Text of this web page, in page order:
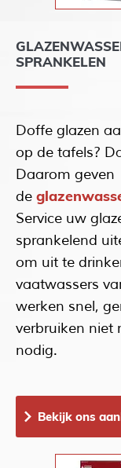
SPRANKELEN
Doffe glazen
op de tafels?
Daarom geven
de
Service uw
sprankelend
om uit te
vaatwassers
werken snel,
verbruiken niet
nodig.
Bekijk ons